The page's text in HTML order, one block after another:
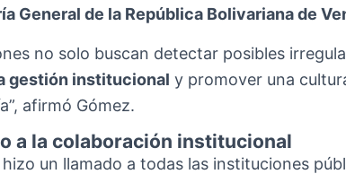
General de la República Bolivariana de
no solo buscan detectar posibles
gestión institucional y promover una
afirmó Gómez.
a la colaboración institucional
un llamado a todas las instituciones